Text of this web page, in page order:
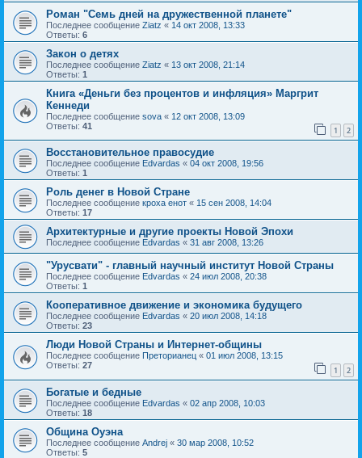
Роман "Семь дней на дружественной планете"
Последнее сообщение Ziatz « 14 окт 2008, 13:33
Ответы: 6
Закон о детях
Последнее сообщение Ziatz « 13 окт 2008, 21:14
Ответы: 1
Книга «Деньги без процентов и инфляция» Маргрит
Кеннеди
Последнее сообщение sova « 12 окт 2008, 13:09
Ответы: 41 1 2
Восстановительное правосудие
Последнее сообщение Edvardas « 04 окт 2008, 19:56
Ответы: 1
Роль денег в Новой Стране
Последнее сообщение кроха енот « 15 сен 2008, 14:04
Ответы: 17
Архитектурные и другие проекты Новой Эпохи
Последнее сообщение Edvardas « 31 авг 2008, 13:26
"Урусвати" - главный научный институт Новой Страны
Последнее сообщение Edvardas « 24 июл 2008, 20:38
Ответы: 1
Кооперативное движение и экономика будущего
Последнее сообщение Edvardas « 20 июл 2008, 14:18
Ответы: 23
Люди Новой Страны и Интернет-общины
Последнее сообщение Преторианец « 01 июл 2008, 13:15
Ответы: 27 1 2
Богатые и бедные
Последнее сообщение Edvardas « 02 апр 2008, 10:03
Ответы: 18
Община Оуэна
Последнее сообщение Andrej « 30 мар 2008, 10:52
Ответы: 5